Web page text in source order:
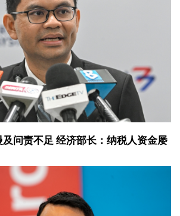
问责不足 经济部长：纳税人资金屡